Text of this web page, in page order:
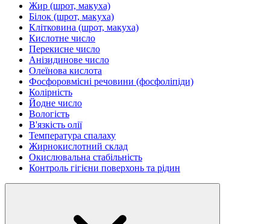
Жир (шрот, макуха)
Білок (шрот, макуха)
Клітковина (шрот, макуха)
Кислотне число
Перекисне число
Анізидинове число
Олеїнова кислота
Фосфоровмісні речовини (фосфоліпіди)
Колірність
Йодне число
Вологість
В'язкість олії
Температура спалаху
Жирнокислотний склад
Окислювальна стабільність
Контроль гігієни поверхонь та рідин